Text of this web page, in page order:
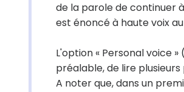
de la parole de continuer
est énoncé à haute voix
L'option « Personal voice
préalable, de lire
A noter que, dans un